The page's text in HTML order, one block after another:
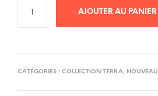
AJOUTER AU PANIER
CATÉGORIES : COLLECTION TERRA, NOUVEAU